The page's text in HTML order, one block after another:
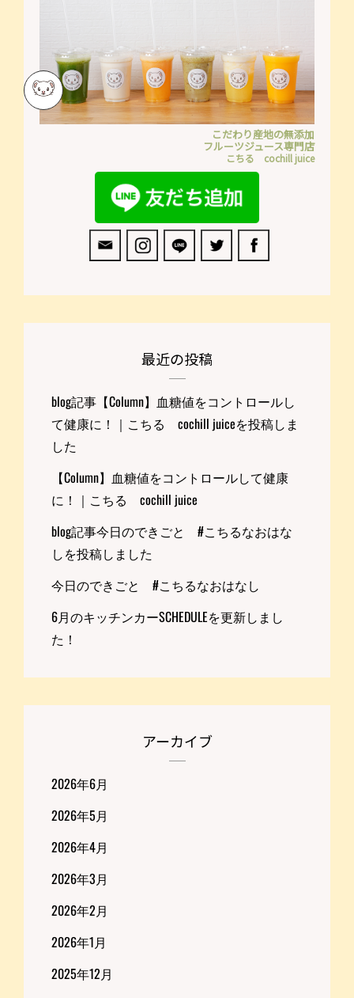
こだわり産地の無添加
フルーツジュース専門店
こちる cochill juice
最近の投稿
blog記事【Column】血糖値をコントロールし
て健康に！｜こちる cochill juiceを投稿しま
した
【Column】血糖値をコントロールして健康
に！｜こちる cochill juice
blog記事今日のできごと #こちるなおはな
しを投稿しました
今日のできごと #こちるなおはなし
6月のキッチンカーSCHEDULEを更新しまし
た！
アーカイブ
2026年6月
2026年5月
2026年4月
2026年3月
2026年2月
2026年1月
2025年12月